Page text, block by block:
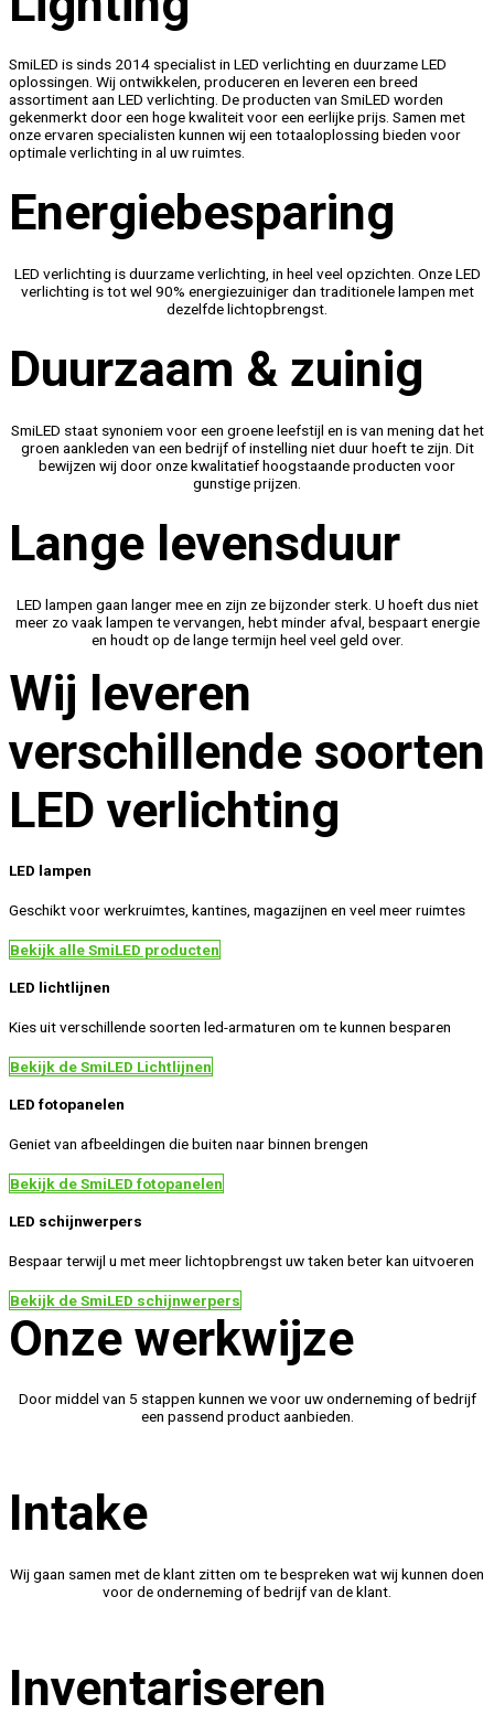
SmiLED is sinds 2014 specialist in LED verlichting en duurzame LED
oplossingen. Wij ontwikkelen, produceren en leveren een breed
assortiment aan LED verlichting. De producten van SmiLED worden
gekenmerkt door een hoge kwaliteit voor een eerlijke prijs. Samen met
onze ervaren specialisten kunnen wij een totaaloplossing bieden voor
optimale verlichting in al uw ruimtes.
Energiebesparing
LED verlichting is duurzame verlichting, in heel veel opzichten. Onze LED
verlichting is tot wel 90% energiezuiniger dan traditionele lampen met
dezelfde lichtopbrengst.
Duurzaam & zuinig
SmiLED staat synoniem voor een groene leefstijl en is van mening dat het
groen aankleden van een bedrijf of instelling niet duur hoeft te zijn. Dit
bewijzen wij door onze kwalitatief hoogstaande producten voor
gunstige prijzen.
Lange levensduur
LED lampen gaan langer mee en zijn ze bijzonder sterk. U hoeft dus niet
meer zo vaak lampen te vervangen, hebt minder afval, bespaart energie
en houdt op de lange termijn heel veel geld over.
Wij leveren
verschillende soorten
LED verlichting
LED lampen
Geschikt voor werkruimtes, kantines, magazijnen en veel meer ruimtes
Bekijk alle SmiLED producten
LED lichtlijnen
Kies uit verschillende soorten led-armaturen om te kunnen besparen
Bekijk de SmiLED Lichtlijnen
LED fotopanelen
Geniet van afbeeldingen die buiten naar binnen brengen
Bekijk de SmiLED fotopanelen
LED schijnwerpers
Bespaar terwijl u met meer lichtopbrengst uw taken beter kan uitvoeren
Bekijk de SmiLED schijnwerpers
Onze werkwijze
Door middel van 5 stappen kunnen we voor uw onderneming of bedrijf
een passend product aanbieden.
Intake
Wij gaan samen met de klant zitten om te bespreken wat wij kunnen doen
voor de onderneming of bedrijf van de klant.
Inventariseren